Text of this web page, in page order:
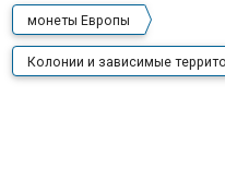
монеты Европы
Колонии и зависимые